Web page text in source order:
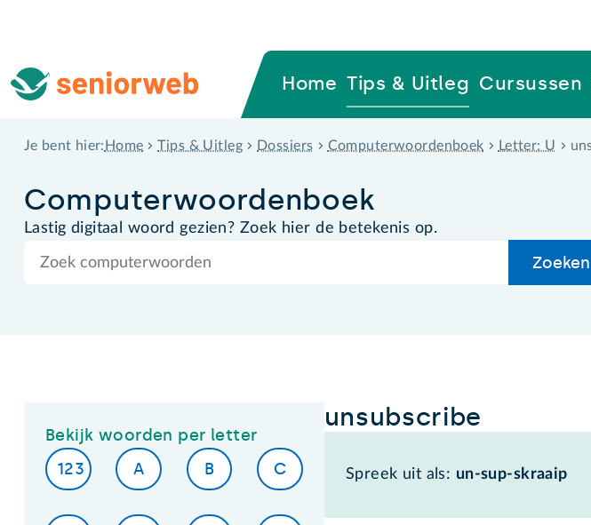
Home Tips & Uitleg Cursussen
Je bent hier: Home Tips & Uitleg Dossiers Computerwoordenboek Letter: U
Computer­woordenboek
Lastig digitaal woord gezien? Zoek hier de betekenis op.
Zoeken
Bekijk woorden per letter
123
A B C
unsubscribe
Spreek uit als: un-sup-skraaip